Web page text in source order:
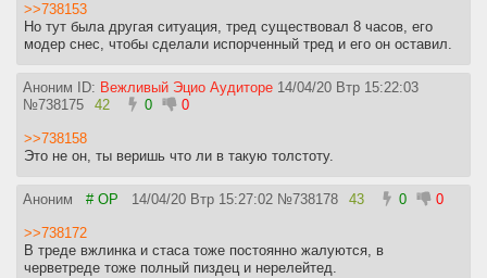
>>738153
Но тут была другая ситуация, тред существовал 8 часов, его
модер снес, чтобы сделали испорченный тред и его он оставил.
Аноним ID: Вежливый Эцио Аудиторе 14/04/20 Втр 15:22:03
№738175 42 0 0
>>738158
Это не он, ты веришь что ли в такую толстоту.
Аноним # OP 14/04/20 Втр 15:27:02 №738178 43 0 0
>>738172
В треде вжлинка и стаса тоже постоянно жалуются, в
черветреде тоже полный пиздец и нерелейтед.